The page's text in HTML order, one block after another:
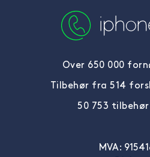
Over 650 000
Tilbehør fra 514
50 753
MVA: